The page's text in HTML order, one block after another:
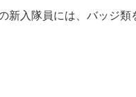
新入隊員には、バッジ類